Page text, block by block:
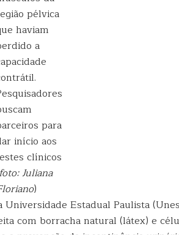
pélvica
haviam
a
para
início aos
clínicos
foto: Juliana
)
Universidade Estadual Paulista
com borracha natural (látex) e